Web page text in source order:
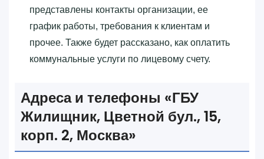
представлены контакты организации, ее
график работы, требования к клиентам и
прочее. Также будет рассказано, как оплатить
коммунальные услуги по лицевому счету.
Адреса и телефоны «‎ГБУ
Жилищник, Цветной бул., 15,
корп. 2, Москва»‎